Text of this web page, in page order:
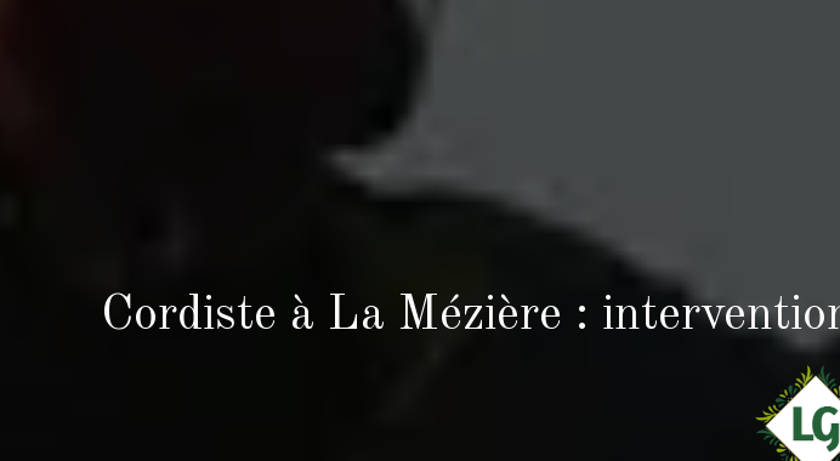
Cordiste à La Mézière :